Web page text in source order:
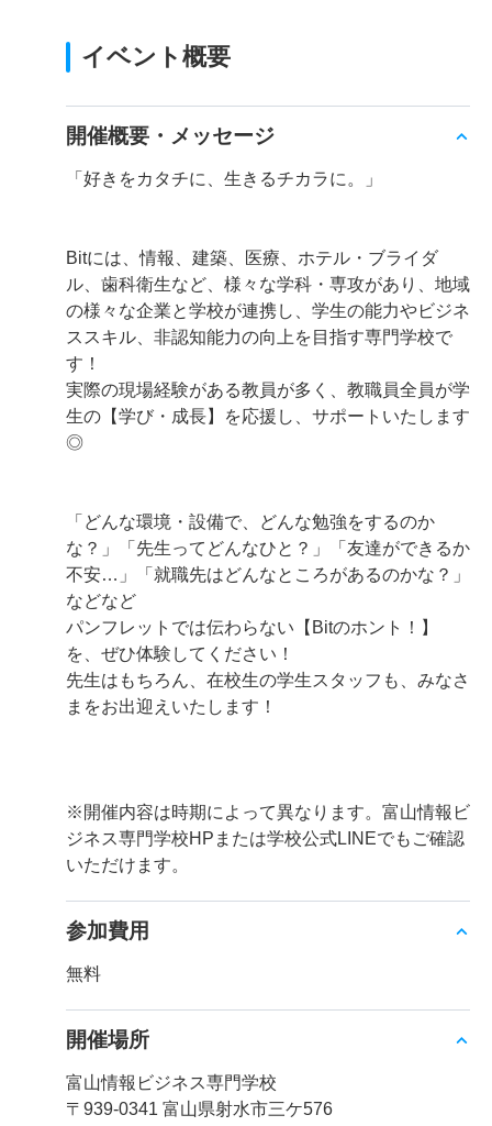
イベント概要
開催概要・メッセージ
「好きをカタチに、生きるチカラに。」
Bitには、情報、建築、医療、ホテル・ブライダ
ル、歯科衛生など、様々な学科・専攻があり、地域
の様々な企業と学校が連携し、学生の能力やビジネ
ススキル、非認知能力の向上を目指す専門学校で
す！
実際の現場経験がある教員が多く、教職員全員が学
生の【学び・成長】を応援し、サポートいたします
◎
「どんな環境・設備で、どんな勉強をするのか
な？」「先生ってどんなひと？」「友達ができるか
不安…」「就職先はどんなところがあるのかな？」
などなど
パンフレットでは伝わらない【Bitのホント！】
を、ぜひ体験してください！
先生はもちろん、在校生の学生スタッフも、みなさ
まをお出迎えいたします！
※開催内容は時期によって異なります。富山情報ビ
ジネス専門学校HPまたは学校公式LINEでもご確認
いただけます。
参加費用
無料
開催場所
富山情報ビジネス専門学校
〒939-0341 富山県射水市三ケ576